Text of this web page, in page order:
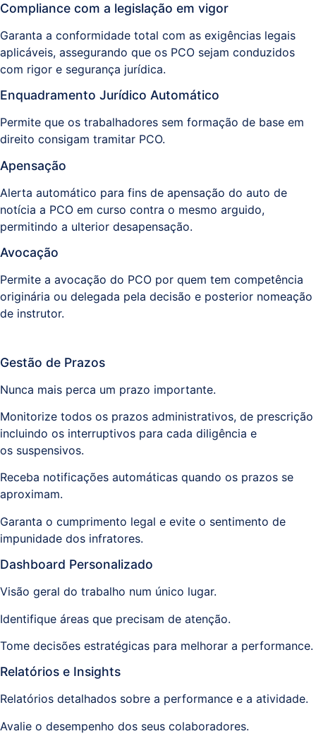
Compliance com a legislação em vigor
Garanta a conformidade total com as exigências legais
aplicáveis, assegurando que os PCO sejam conduzidos
com rigor e segurança jurídica.
Enquadramento Jurídico Automático
Permite que os trabalhadores sem formação de base em
direito consigam tramitar PCO.
Apensação
Alerta automático para fins de apensação do auto de
notícia a PCO em curso contra o mesmo arguido,
permitindo a ulterior desapensação.
Avocação
Permite a avocação do PCO por quem tem competência
originária ou delegada pela decisão e posterior nomeação
de instrutor.
Gestão de Prazos
Nunca mais perca um prazo importante.
Monitorize todos os prazos administrativos, de prescrição
incluindo os interruptivos para cada diligência e
os suspensivos.​
Receba notificações automáticas quando os prazos se
aproximam.
Garanta o cumprimento legal e evite o sentimento de
impunidade dos infratores.
Dashboard Personalizado
Visão geral do trabalho num único lugar.
Identifique áreas que precisam de atenção.
Tome decisões estratégicas para melhorar a performance.
Relatórios e Insights
Relatórios detalhados sobre a performance e a atividade.
Avalie o desempenho dos seus colaboradores.